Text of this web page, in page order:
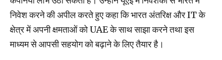
निवेश करने की अपील करते हुए कहा कि भारत अंतरिक्ष और IT के
क्षेत्र में अपनी क्षमताओं को UAE के साथ साझा करने तथा इस
माध्यम से आपसी सहयोग को बढ़ाने के लिए तैयार है।